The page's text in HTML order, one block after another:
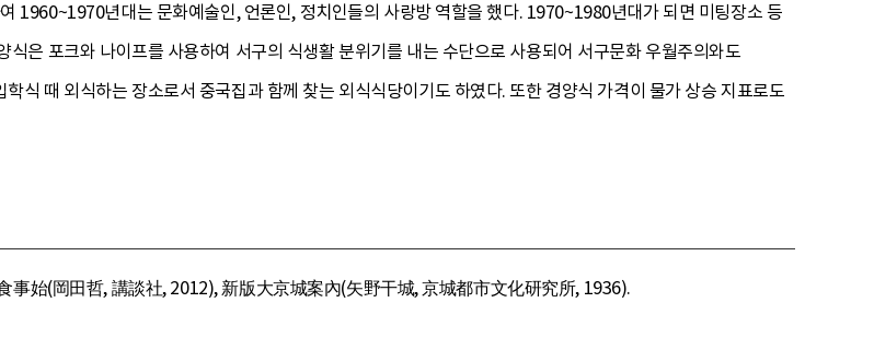
1960~1970년대는 문화예술인, 언론인, 정치인들의 사랑방 역할을 했다. 1970~1980년대가 되면 미팅장소 등
식은 포크와 나이프를 사용하여 서구의 식생활 분위기를 내는 수단으로 사용되어 서구문화 우월주의와도
식 때 외식하는 장소로서 중국집과 함께 찾는 외식식당이기도 하였다. 또한 경양식 가격이 물가 상승 지표로도
事始(岡田哲, 講談社, 2012), 新版大京城案內(矢野干城, 京城都市文化研究所, 1936).